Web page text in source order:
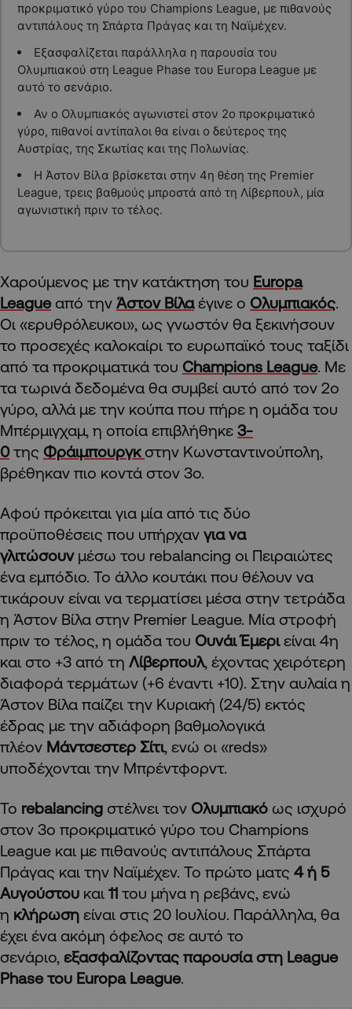
προκριματικό γύρο του Champions League, με πιθανούς
αντιπάλους τη Σπάρτα Πράγας και τη Ναϊμέχεν.
Εξασφαλίζεται παράλληλα η παρουσία του
Ολυμπιακού στη League Phase του Europa League με
αυτό το σενάριο.
Αν ο Ολυμπιακός αγωνιστεί στον 2ο προκριματικό
γύρο, πιθανοί αντίπαλοι θα είναι ο δεύτερος της
Αυστρίας, της Σκωτίας και της Πολωνίας.
Η Άστον Βίλα βρίσκεται στην 4η θέση της Premier
League, τρεις βαθμούς μπροστά από τη Λίβερπουλ, μία
αγωνιστική πριν το τέλος.
Χαρούμενος με την κατάκτηση του Europa
Leagueαπό την Άστον Βίλαέγινε ο Ολυμπιακός.
Οι «ερυθρόλευκοι», ως γνωστόν θα ξεκινήσουν
το προσεχές καλοκαίρι το ευρωπαϊκό τους ταξίδι
από τα προκριματικά του Champions League. Με
τα τωρινά δεδομένα θα συμβεί αυτό από τον 2ο
γύρο, αλλά με την κούπα που πήρε η ομάδα του
Μπέρμιγχαμ, η οποία επιβλήθηκε 3-
0της Φράιμπουργκ στην Κωνσταντινούπολη,
βρέθηκαν πιο κοντά στον 3ο.
Αφού πρόκειται για μία από τις δύο
προϋποθέσεις που υπήρχαν για να
γλιτώσουνμέσω του rebalancing οι Πειραιώτες
ένα εμπόδιο. Το άλλο κουτάκι που θέλουν να
τικάρουν είναι να τερματίσει μέσα στην τετράδα
η Άστον Βίλα στην Premier League. Μία στροφή
πριν το τέλος, η ομάδα του Ουνάι Έμεριείναι 4η
και στο +3 από τη Λίβερπουλ, έχοντας χειρότερη
διαφορά τερμάτων (+6 έναντι +10). Στην αυλαία η
Άστον Βίλα παίζει την Κυριακή (24/5) εκτός
έδρας με την αδιάφορη βαθμολογικά
πλέον Μάντσεστερ Σίτι, ενώ οι «reds»
υποδέχονται την Μπρέντφορντ.
Το rebalancing στέλνει τον Ολυμπιακό ως ισχυρό
στον 3ο προκριματικό γύρο του Champions
League και με πιθανούς αντιπάλους Σπάρτα
Πράγας και την Ναϊμέχεν. Το πρώτο ματς 4 ή 5
Αυγούστου και 11 του μήνα η ρεβάνς, ενώ
η κλήρωση είναι στις 20 Ιουλίου. Παράλληλα, θα
έχει ένα ακόμη όφελος σε αυτό το
σενάριο, εξασφαλίζοντας παρουσία στη League
Phase του Europa League.